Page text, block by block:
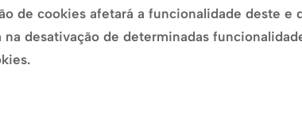
de cookies afetará a funcionalidade deste
desativação de determinadas